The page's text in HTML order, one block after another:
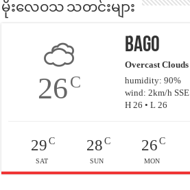
မိုးလေဝသ သတင်းများ
26C
Bago
Overcast Clouds
humidity: 90%
wind: 2km/h SSE
H 26 • L 26
29C
SAT
28C
SUN
26 C
MON